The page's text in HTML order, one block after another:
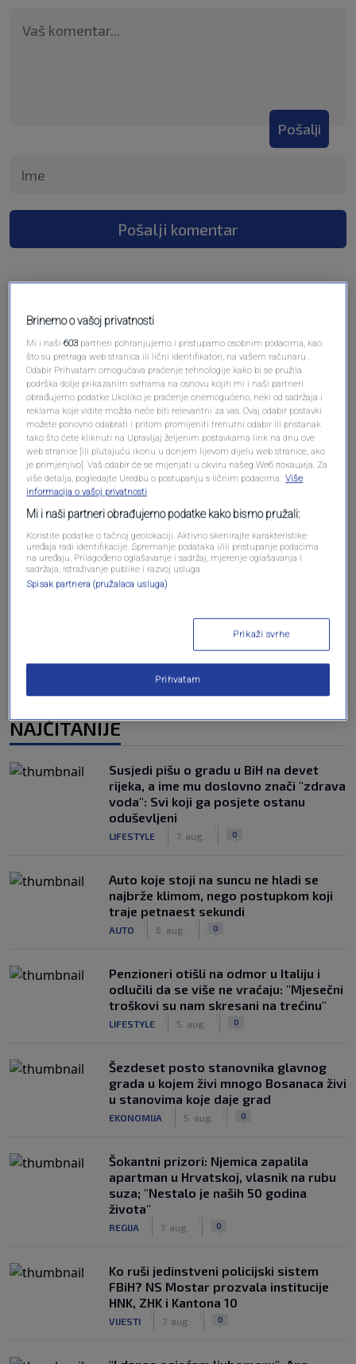
Pošalji
Pošalji komentar
Oglas
NAJČITANIJE
Susjedi pišu o gradu u BiH na devet
rijeka, a ime mu doslovno znači "zdrava
voda": Svi koji ga posjete ostanu
oduševljeni
LIFESTYLE 7. aug. 0
Auto koje stoji na suncu ne hladi se
najbrže klimom, nego postupkom koji
traje petnaest sekundi
AUTO 6. aug. 0
Penzioneri otišli na odmor u Italiju i
odlučili da se više ne vraćaju: "Mjesečni
troškovi su nam skresani na trećinu"
LIFESTYLE 5. aug. 0
Šezdeset posto stanovnika glavnog
grada u kojem živi mnogo Bosanaca živi
u stanovima koje daje grad
EKONOMIJA 5. aug. 0
Šokantni prizori: Njemica zapalila
apartman u Hrvatskoj, vlasnik na rubu
suza; "Nestalo je naših 50 godina
života"
REGIJA 7. aug. 0
Ko ruši jedinstveni policijski sistem
FBiH? NS Mostar prozvala institucije
HNK, ZHK i Kantona 10
VIJESTI 7. aug. 0
Brinemo o vašoj privatnosti
Mi i naši603 partneri pohranjujemo i pristupamo osobnim podacima, kao
što su pretraga web stranica ili lični identifikatori, na vašem računaru .
Odabir Prihvatam omogućava praćenje tehnologije kako bi se pružila
podrška dolje prikazanim svrhama na osnovu kojih mi i naši partneri
obrađujemo podatke Ukoliko je praćenje onemogućeno, neki od sadržaja i
reklama koje vidite možda neće biti relevantni za vas. Ovaj odabir postavki
možete ponovno odabrati i pritom promijeniti trenutni odabir ili pristanak
tako što ćete kliknuti na Upravljaj željenim postavkama link na dnu ove
web stranice [ili plutajuću ikonu u donjem lijevom dijelu web stranice, ako
je primjenjivo]. Vaš odabir će se mijenjati u okviru našeg Wеб локација. Za
više detalja, pogledajte Uredbu o postupanju s ličnim podacima. Više
informacija o vašoj privatnosti
Mi i naši partneri obrađujemo podatke kako bismo pružali:
Koristite podatke o tačnoj geolokaciji. Aktivno skenirajte karakteristike
uređaja radi identifikacije. Spremanje podataka i/ili pristupanje podacima
na uređaju. Prilagođeno oglašavanje i sadržaj, mjerenje oglašavanja i
sadržaja, istraživanje publike i razvoj usluga.
Spisak partnera (pružalaca usluga)
Prikaži svrhe
Prihvatam